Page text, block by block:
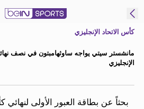
ع
كأس الاتحاد الإنجليزي
مانشستر سيتي يواجه ساوثهامبتون في نصف
الإنجليزي
بحثاً عن بطاقة العبور الأولى لنهائي